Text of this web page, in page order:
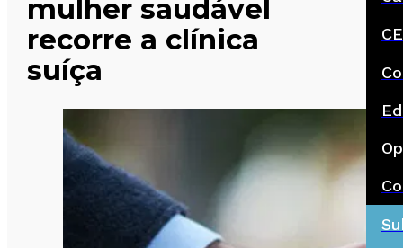
mulher saudável
recorre a clínica
suíça